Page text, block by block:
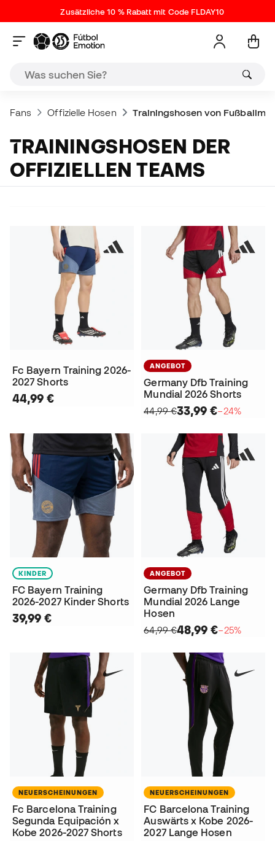
Zusätzliche 10 % Rabatt mit Code FLDAY10
Fans Offizielle Hosen Trainingshosen von
TRAININGSHOSEN DER
OFFIZIELLEN TEAMS
Fc Bayern Training 2026-
2027 Shorts
44,99 €
ANGEBOT
Germany Dfb Training
Mundial 2026 Shorts
44,99 €33,99 €−24%
KINDER
FC Bayern Training
2026-2027 Kinder Shorts
39,99 €
ANGEBOT
Germany Dfb Training
Mundial 2026 Lange
Hosen
64,99 €48,99 €−25%
NEUERSCHEINUNGEN
Fc Barcelona Training
Segunda Equipación x
Kobe 2026-2027 Shorts
NEUERSCHEINUNGEN
FC Barcelona Training
Auswärts x Kobe 2026-
2027 Lange Hosen